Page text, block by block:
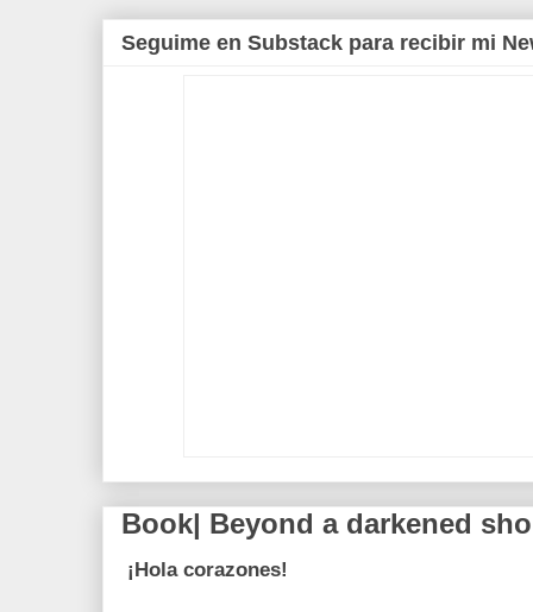
Seguime en Substack para recibir mi
Book| Beyond a darkened
¡Hola corazones!